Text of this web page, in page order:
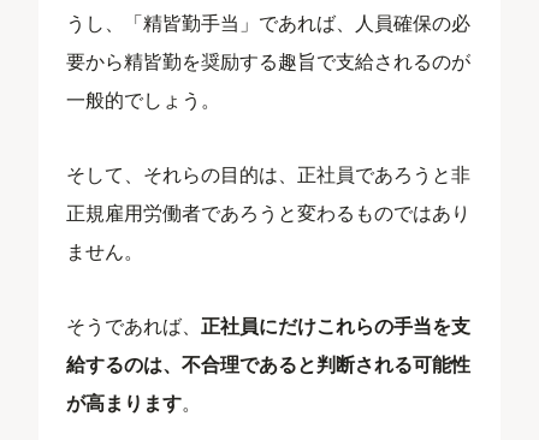
うし、「精皆勤手当」であれば、人員確保の必
要から精皆勤を奨励する趣旨で支給されるのが
一般的でしょう。
そして、それらの目的は、正社員であろうと非
正規雇用労働者であろうと変わるものではあり
ません。
そうであれば、正社員にだけこれらの手当を支
給するのは、不合理であると判断される可能性
が高まります。